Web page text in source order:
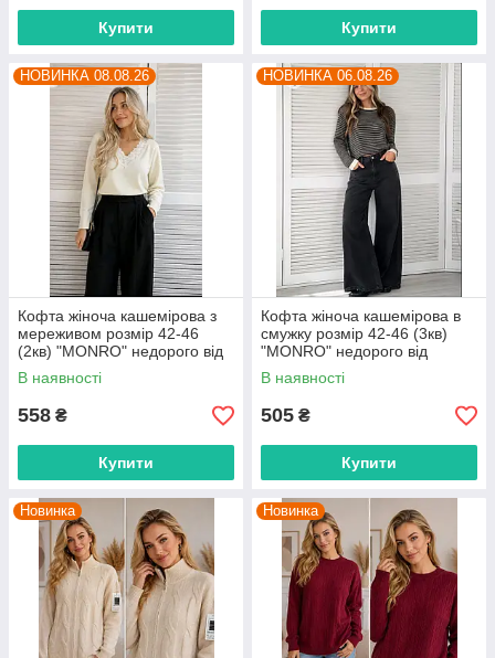
Купити Купити
НОВИНКА 08.08.26
Кофта жіноча кашемірова з
мереживом розмір 42-46
(2кв) "MONRO" недорого від
прямого постачальника
В наявності
558 ₴
Купити
НОВИНКА 06.08.26
Кофта жіноча кашемірова в
смужку розмір 42-46 (3кв)
"MONRO" недорого від
прямого постачальника
В наявності
505 ₴
Купити
Новинка Новинка